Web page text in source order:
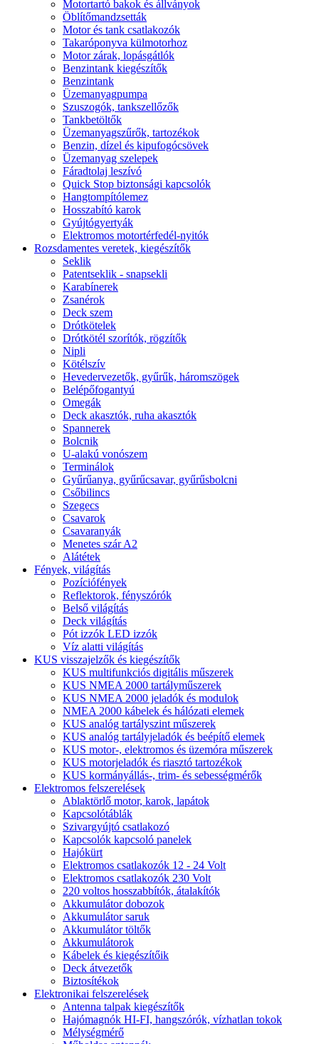
Motortartó bakok és állványok
Öblítőmandzsetták
Motor és tank csatlakozók
Takaróponyva külmotorhoz
Motor zárak, lopásgátlók
Benzintank kiegészítők
Benzintank
Üzemanyagpumpa
Szuszogók, tankszellőzők
Tankbetöltők
Üzemanyagszűrők, tartozékok
Benzin, dízel és kipufogócsövek
Üzemanyag szelepek
Fáradtolaj leszívó
Quick Stop biztonsági kapcsolók
Hangtompítólemez
Hosszabító karok
Gyújtógyertyák
Elektromos motortérfedél-nyitók
Rozsdamentes veretek, kiegészítők
Seklik
Patentseklik - snapsekli
Karabínerek
Zsanérok
Deck szem
Drótkötelek
Drótkötél szorítók, rögzítők
Nipli
Kötélszív
Hevedervezetők, gyűrűk, háromszögek
Belépőfogantyú
Omegák
Deck akasztók, ruha akasztók
Spannerek
Bolcnik
U-alakú vonószem
Terminálok
Gyűrűanya, gyűrűcsavar, gyűrűsbolcni
Csőbilincs
Szegecs
Csavarok
Csavaranyák
Menetes szár A2
Alátétek
Fények, világítás
Pozíciófények
Reflektorok, fényszórók
Belső világítás
Deck világítás
Pót izzók LED izzók
Víz alatti világítás
KUS visszajelzők és kiegészítők
KUS multifunkciós digitális műszerek
KUS NMEA 2000 tartályműszerek
KUS NMEA 2000 jeladók és modulok
NMEA 2000 kábelek és hálózati elemek
KUS analóg tartályszint műszerek
KUS analóg tartályjeladók és beépítő elemek
KUS motor-, elektromos és üzemóra műszerek
KUS motorjeladók és riasztó tartozékok
KUS kormányállás-, trim- és sebességmérők
Elektromos felszerelések
Ablaktörlő motor, karok, lapátok
Kapcsolótáblák
Szivargyújtó csatlakozó
Kapcsolók kapcsoló panelek
Hajókürt
Elektromos csatlakozók 12 - 24 Volt
Elektromos csatlakozók 230 Volt
220 voltos hosszabbítók, átalakítók
Akkumulátor dobozok
Akkumulátor saruk
Akkumulátor töltők
Akkumulátorok
Kábelek és kiegészítőik
Deck átvezetők
Biztosítékok
Elektronikai felszerelések
Antenna talpak kiegészítők
Hajómagnók HI-FI, hangszórók, vízhatlan tokok
Mélységmérő